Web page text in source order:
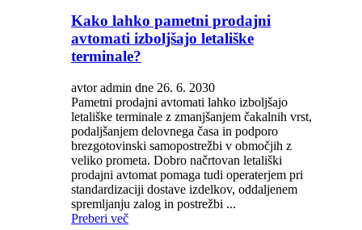
Kako lahko pametni prodajni
avtomati izboljšajo letališke
terminale?
avtor admin dne 26. 6. 2030
Pametni prodajni avtomati lahko izboljšajo
letališke terminale z zmanjšanjem čakalnih vrst,
podaljšanjem delovnega časa in podporo
brezgotovinski samopostrežbi v območjih z
veliko prometa. Dobro načrtovan letališki
prodajni avtomat pomaga tudi operaterjem pri
standardizaciji dostave izdelkov, oddaljenem
spremljanju zalog in postrežbi ...
Preberi več